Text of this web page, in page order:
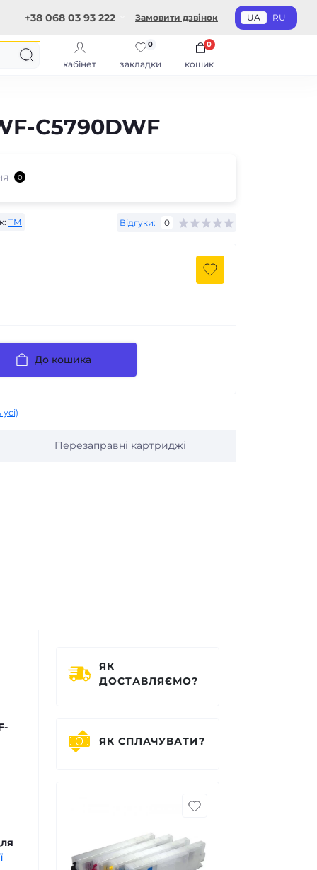
+38 068 03 93 222 Замовити дзвінок UA RU
кабінет закладки
0
кошик
0
C5790DWF
0
ТМ Відгуки: 0
До кошика
Перезаправні картриджі
ЯК
ДОСТАВЛЯЄМО?
ЯК СПЛАЧУВАТИ?